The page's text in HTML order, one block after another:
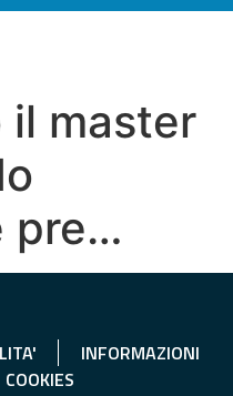
il master
pre…
INFORMAZIONI
COOKIES